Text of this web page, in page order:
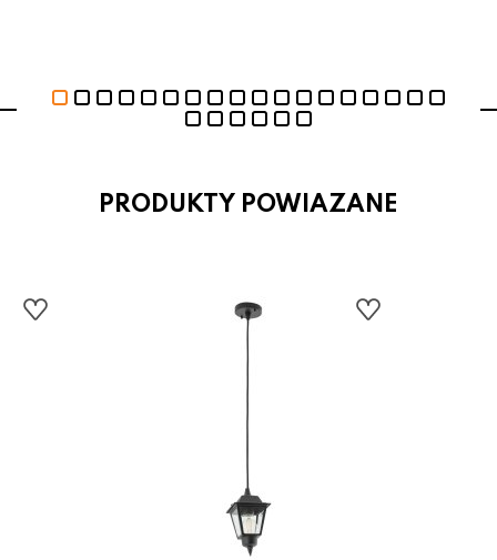
PRODUKTY POWIAZANE